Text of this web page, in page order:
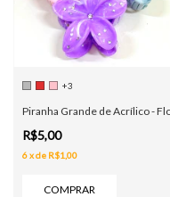
+3
Piranha Grande de Acrílico -
R$5,00
6xde R$1,00
COMPRAR